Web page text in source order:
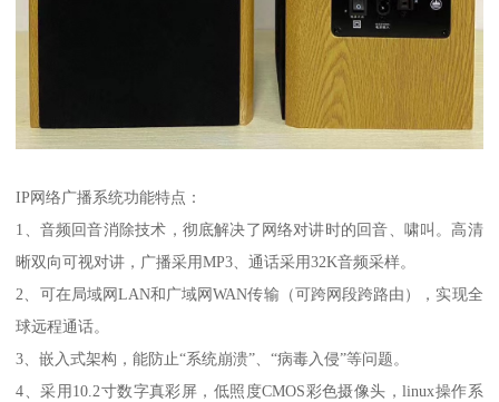
IP网络广播系统功能特点：
1、音频回音消除技术，彻底解决了网络对讲时的回音、啸叫。高清
晰双向可视对讲，广播采用MP3、通话采用32K音频采样。
2、可在局域网LAN和广域网WAN传输（可跨网段跨路由），实现全
球远程通话。
3、嵌入式架构，能防止“系统崩溃”、“病毒入侵”等问题。
4、采用10.2寸数字真彩屏，低照度CMOS彩色摄像头，linux操作系